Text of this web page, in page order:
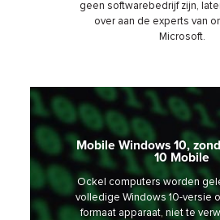
geen softwarebedrijf zijn,
over aan de experts van
Microsoft.
Mobile Windows 10,
10 Mobile
Ockel computers worden
volledige Windows 10-versie
formaat apparaat, niet te